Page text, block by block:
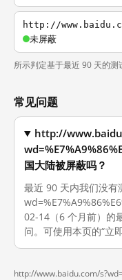
http://
未屏蔽
所示判定基于最近 90 天的测
常见问题
http://
国大陆被屏蔽吗？
最近 90 天内我们没
02-14（6 个月前）的
问。可使用本页的“立
http://www.baidu.com/